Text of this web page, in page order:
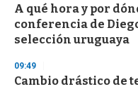
A qué hora y por
conferencia de
selección uruguaya
09:49
Cambio drástico de